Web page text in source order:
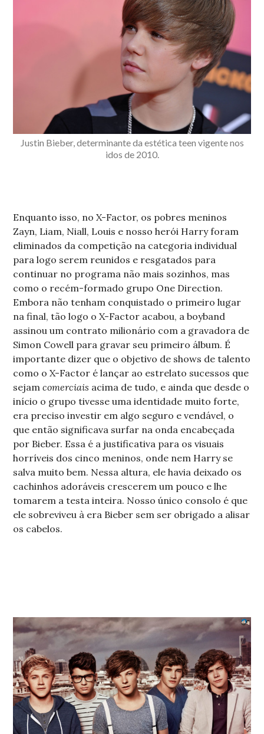
Justin Bieber, determinante da estética teen vigente nos
idos de 2010.
Enquanto isso, no X-Factor, os pobres meninos
Zayn, Liam, Niall, Louis e nosso herói Harry foram
eliminados da competição na categoria individual
para logo serem reunidos e resgatados para
continuar no programa não mais sozinhos, mas
como o recém-formado grupo One Direction.
Embora não tenham conquistado o primeiro lugar
na final, tão logo o X-Factor acabou, a boyband
assinou um contrato milionário com a gravadora de
Simon Cowell para gravar seu primeiro álbum. É
importante dizer que o objetivo de shows de talento
como o X-Factor é lançar ao estrelato sucessos que
sejamcomerciais acima de tudo, e ainda que desde o
início o grupo tivesse uma identidade muito forte,
era preciso investir em algo seguro e vendável, o
que então significava surfar na onda encabeçada
por Bieber. Essa é a justificativa para os visuais
horríveis dos cinco meninos, onde nem Harry se
salva muito bem. Nessa altura, ele havia deixado os
cachinhos adoráveis crescerem um pouco e lhe
tomarem a testa inteira. Nosso único consolo é que
ele sobreviveu à era Bieber sem ser obrigado a alisar
os cabelos.